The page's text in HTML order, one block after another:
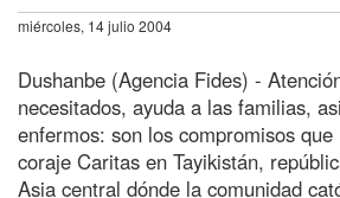
miércoles, 14 julio 2004
Dushanbe (Agencia Fides) -
necesitados, ayuda a las familias,
enfermos: son los compromisos
coraje Caritas en Tayikistán,
Asia central dónde la comunidad